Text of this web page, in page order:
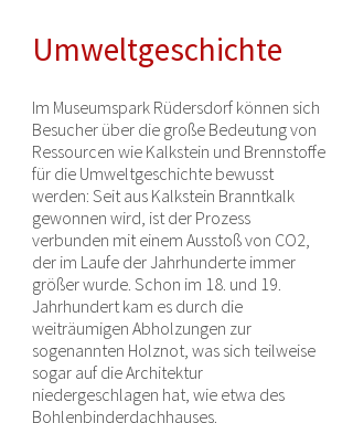
Umweltgeschichte
Im Museumspark Rüdersdorf können sich
Besucher über die große Bedeutung von
Ressourcen wie Kalkstein und Brennstoffe
für die Umweltgeschichte bewusst
werden: Seit aus Kalkstein Branntkalk
gewonnen wird, ist der Prozess
verbunden mit einem Ausstoß von CO2,
der im Laufe der Jahrhunderte immer
größer wurde. Schon im 18. und 19.
Jahrhundert kam es durch die
weiträumigen Abholzungen zur
sogenannten Holznot, was sich teilweise
sogar auf die Architektur
niedergeschlagen hat, wie etwa des
Bohlenbinderdachhauses.